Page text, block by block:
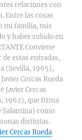
relaciones con
Entre las cosas
mi familia, mis
y haber subido en
Conviene
estas entradas,
(Sevilla, 1965),
Cercas Rueda
Javier Cercas
1962), que firma
Salamina) como
distintas.
Cercas Rueda